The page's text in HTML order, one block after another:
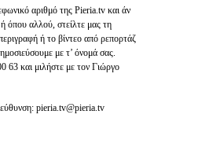
αριθμό της Pieria.tv και άν
όπου αλλού, στείλτε μας τη
ή το βίντεο από ρεπορτάζ
με τ’ όνομά σας.
63 και μιλήστε με τον Γιώργο
pieria.tv@pieria.tv